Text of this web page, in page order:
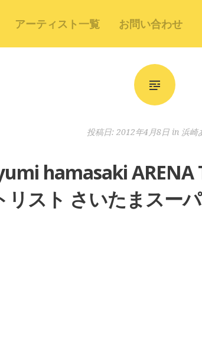
アーティスト一覧 お問い合わせ
投稿日: 2012年4月8日 in 浜崎
hamasaki ARENA
リスト さいたまスー